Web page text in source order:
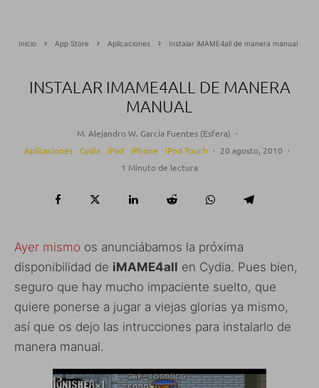
Inicio App Store Aplicaciones Instalar iMAME4all de manera manual
INSTALAR IMAME4ALL DE MANERA
MANUAL
M. Alejandro W. García Fuentes (Esfera) ·
Aplicaciones
Cydia iPad iPhone iPod Touch · 20 agosto, 2010 ·
1 Minuto de lectura
Ayer mismo os anunciábamos la próxima
disponibilidad de iMAME4all en Cydia. Pues bien,
seguro que hay mucho impaciente suelto, que
quiere ponerse a jugar a viejas glorias ya mismo,
así que os dejo las intrucciones para instalarlo de
manera manual.